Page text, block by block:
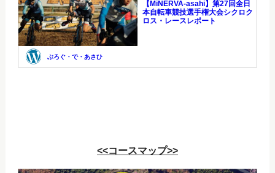
<<コースマップ>>